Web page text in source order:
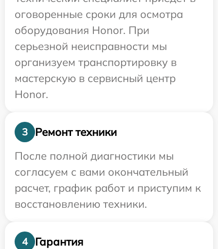
оговоренные сроки для осмотра
оборудования Honor. При
серьезной неисправности мы
организуем транспортировку в
мастерскую в сервисный центр
Honor.
3
Ремонт техники
После полной диагностики мы
согласуем с вами окончательный
расчет, график работ и приступим к
восстановлению техники.
4
Гарантия